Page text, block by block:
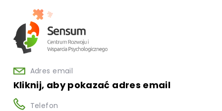
Adres email
Kliknij, aby pokazać adres email
Telefon